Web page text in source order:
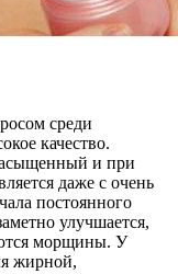
среди
качество.
и при
даже с очень
постоянного
улучшается,
морщины. У
жирной,